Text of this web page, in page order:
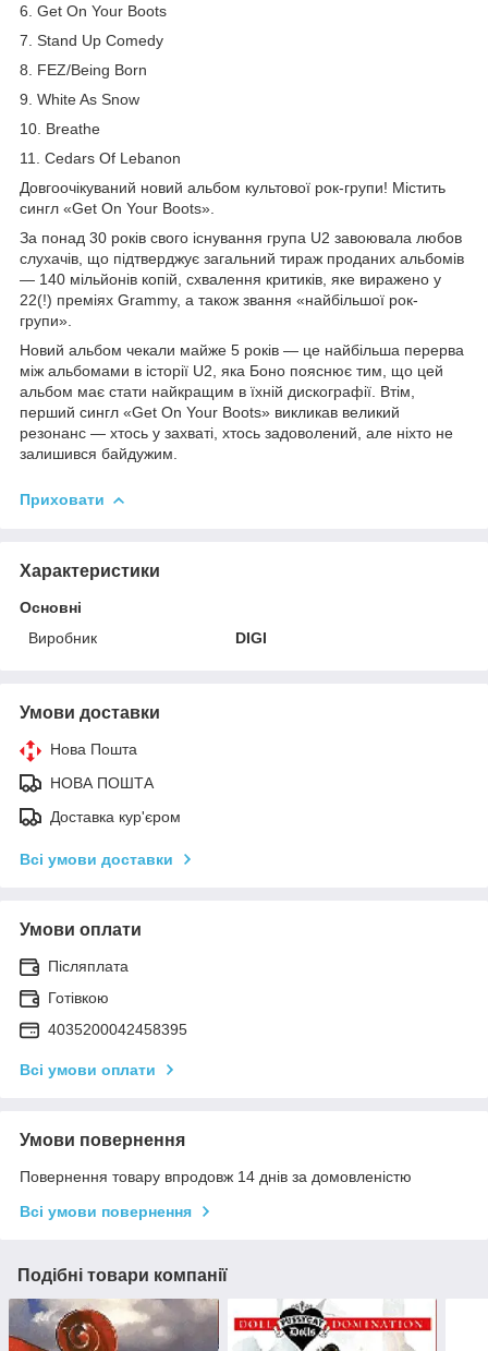
6. Get On Your Boots
7. Stand Up Comedy
8. FEZ/Being Born
9. White As Snow
10. Breathe
11. Cedars Of Lebanon
Довгоочікуваний новий альбом культової рок-групи! Містить
сингл «Get On Your Boots».
За понад 30 років свого існування група U2 завоювала любов
слухачів, що підтверджує загальний тираж проданих альбомів
— 140 мільйонів копій, схвалення критиків, яке виражено у
22(!) преміях Grammy, а також звання «найбільшої рок-
групи».
Новий альбом чекали майже 5 років — це найбільша перерва
між альбомами в історії U2, яка Боно пояснює тим, що цей
альбом має стати найкращим в їхній дискографії. Втім,
перший сингл «Get On Your Boots» викликав великий
резонанс — хтось у захваті, хтось задоволений, але ніхто не
залишився байдужим.
Приховати
Характеристики
Основні
Виробник
DIGI
Умови доставки
Нова Пошта
НОВА ПОШТА
Доставка кур'єром
Всі умови доставки
Умови оплати
Післяплата
Готівкою
4035200042458395
Всі умови оплати
Умови повернення
Повернення товару впродовж 14 днів за домовленістю
Всі умови повернення
Подібні товари компанії